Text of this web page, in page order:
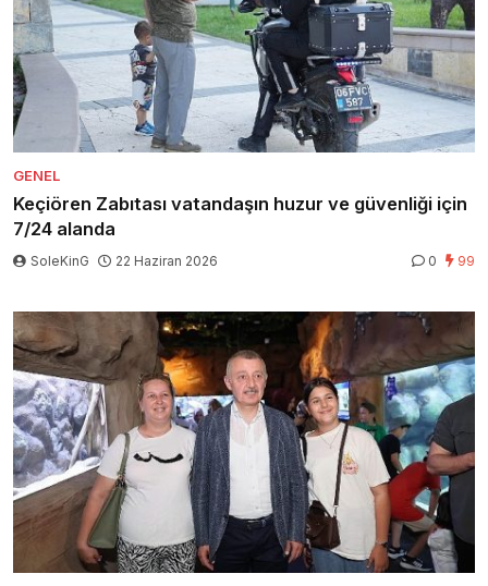
GENEL
Keçiören Zabıtası vatandaşın huzur ve güvenliği için
7/24 alanda
SoleKinG 22 Haziran 2026 0 99